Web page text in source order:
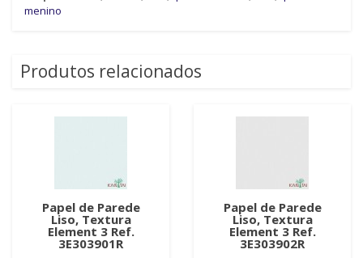
menino
Produtos relacionados
Papel de Parede
Liso, Textura
Element 3 Ref.
3E303901R
Papel de Parede
Liso, Textura
Element 3 Ref.
3E303902R